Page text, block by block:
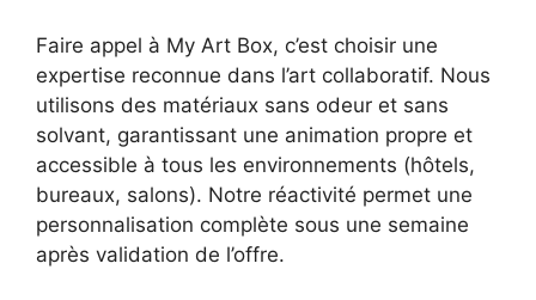
Faire appel à My Art Box, c’est choisir une
expertise reconnue dans l’art collaboratif. Nous
utilisons des matériaux sans odeur et sans
solvant, garantissant une animation propre et
accessible à tous les environnements (hôtels,
bureaux, salons). Notre réactivité permet une
personnalisation complète sous une semaine
après validation de l’offre.